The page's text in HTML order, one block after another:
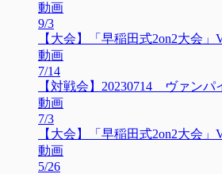
動画
9/3
【大会】「早稲田式2on2大会」
動画
7/14
【対戦会】20230714 ヴァン
動画
7/3
【大会】「早稲田式2on2大会」
動画
5/26